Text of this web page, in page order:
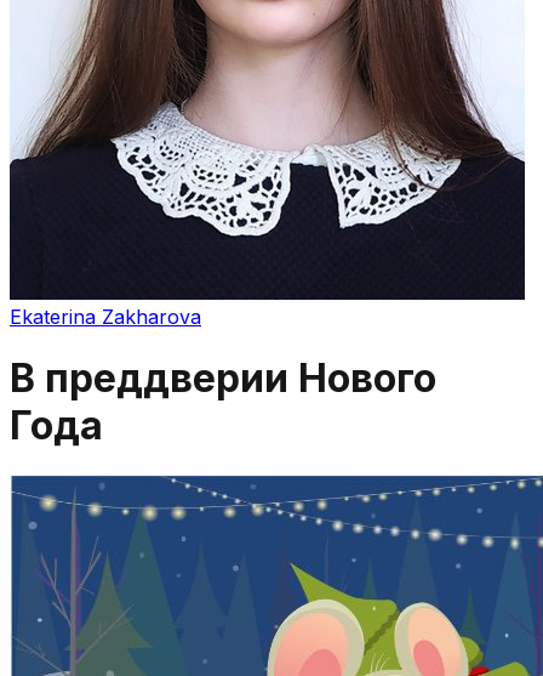
Ekaterina Zakharova
В преддверии Нового
Года